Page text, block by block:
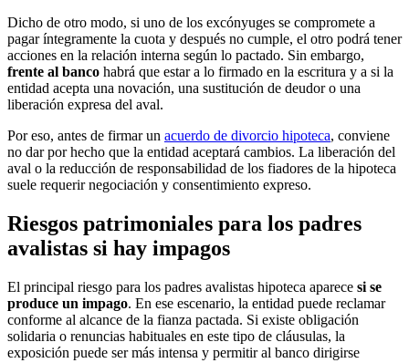
Dicho de otro modo, si uno de los excónyuges se compromete a
pagar íntegramente la cuota y después no cumple, el otro podrá tener
acciones en la relación interna según lo pactado. Sin embargo,
frente al banco habrá que estar a lo firmado en la escritura y a si la
entidad acepta una novación, una sustitución de deudor o una
liberación expresa del aval.
Por eso, antes de firmar un acuerdo de divorcio hipoteca, conviene
no dar por hecho que la entidad aceptará cambios. La liberación del
aval o la reducción de responsabilidad de los fiadores de la hipoteca
suele requerir negociación y consentimiento expreso.
Riesgos patrimoniales para los padres
avalistas si hay impagos
El principal riesgo para los padres avalistas hipoteca aparece si se
produce un impago. En ese escenario, la entidad puede reclamar
conforme al alcance de la fianza pactada. Si existe obligación
solidaria o renuncias habituales en este tipo de cláusulas, la
exposición puede ser más intensa y permitir al banco dirigirse